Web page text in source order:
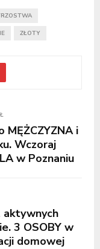
ZŁOTY
MĘŻCZYZNA i
Wczoraj
w Poznaniu
aktywnych
3 OSOBY w
domowej